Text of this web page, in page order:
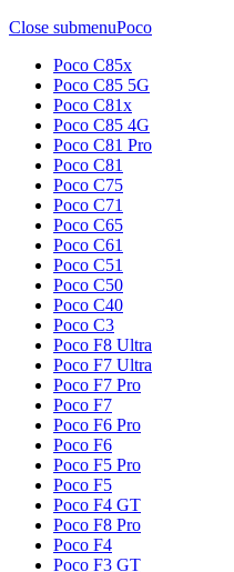
Close submenuPoco
Poco C85x
Poco C85 5G
Poco C81x
Poco C85 4G
Poco C81 Pro
Poco C81
Poco C75
Poco C71
Poco C65
Poco C61
Poco C51
Poco C50
Poco C40
Poco C3
Poco F8 Ultra
Poco F7 Ultra
Poco F7 Pro
Poco F7
Poco F6 Pro
Poco F6
Poco F5 Pro
Poco F5
Poco F4 GT
Poco F8 Pro
Poco F4
Poco F3 GT